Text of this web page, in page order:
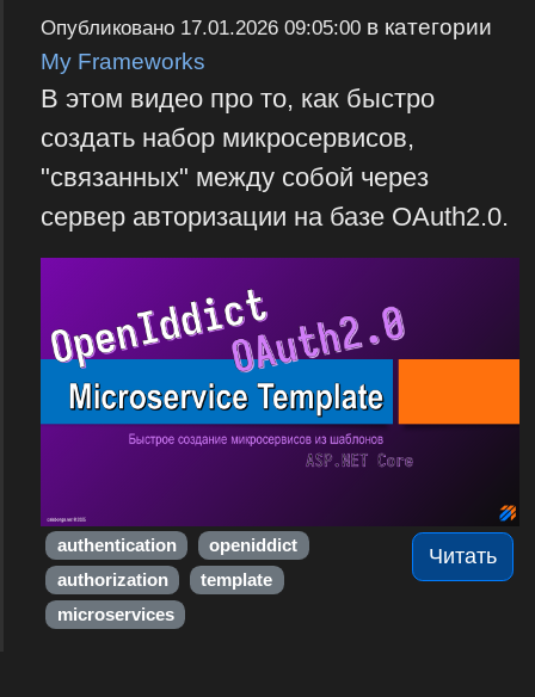
Опубликовано 17.01.2026 09:05:00в категории
My Frameworks
В этом видео про то, как быстро
создать набор микросервисов,
"связанных" между собой через
сервер авторизации на базе OAuth2.0.
Читать
authentication
openiddict
authorization
template
microservices